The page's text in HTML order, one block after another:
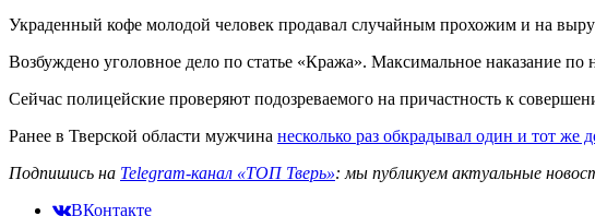
Украденный кофе молодой человек продавал случайным прохожим и на
Возбуждено уголовное дело по статье «Кража». Максимальное наказание
Сейчас полицейские проверяют подозреваемого на причастность к
Ранее в Тверской области мужчина несколько раз обкрадывал один и тот же
Подпишись на Telegram-канал «ТОП Тверь»: мы публикуем актуальные
ВКонтакте